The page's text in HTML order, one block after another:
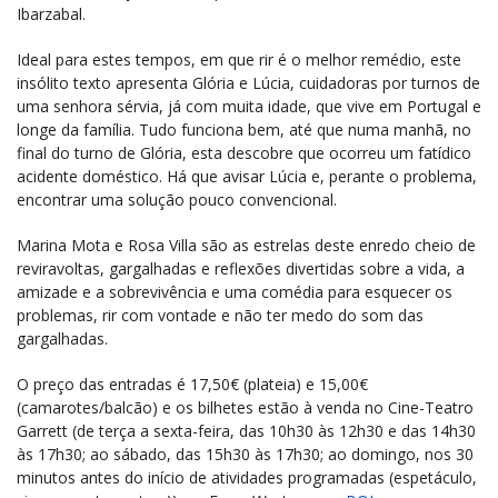
Ibarzabal.
Ideal para estes tempos, em que rir é o melhor remédio, este
insólito texto apresenta Glória e Lúcia, cuidadoras por turnos de
uma senhora sérvia, já com muita idade, que vive em Portugal e
longe da família. Tudo funciona bem, até que numa manhã, no
final do turno de Glória, esta descobre que ocorreu um fatídico
acidente doméstico. Há que avisar Lúcia e, perante o problema,
encontrar uma solução pouco convencional.
Marina Mota e Rosa Villa são as estrelas deste enredo cheio de
reviravoltas, gargalhadas e reflexões divertidas sobre a vida, a
amizade e a sobrevivência e uma comédia para esquecer os
problemas, rir com vontade e não ter medo do som das
gargalhadas.
O preço das entradas é 17,50€ (plateia) e 15,00€
(camarotes/balcão) e os bilhetes estão à venda no Cine-Teatro
Garrett (de terça a sexta-feira, das 10h30 às 12h30 e das 14h30
às 17h30; ao sábado, das 15h30 às 17h30; ao domingo, nos 30
minutos antes do início de atividades programadas (espetáculo,